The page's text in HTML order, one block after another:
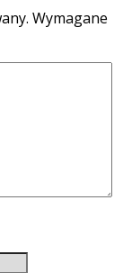
Wymagane